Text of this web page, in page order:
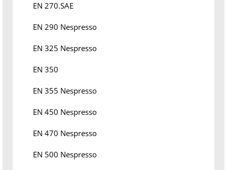
EN 270.SAE
EN 290 Nespresso
EN 325 Nespresso
EN 350
EN 355 Nespresso
EN 450 Nespresso
EN 470 Nespresso
EN 500 Nespresso